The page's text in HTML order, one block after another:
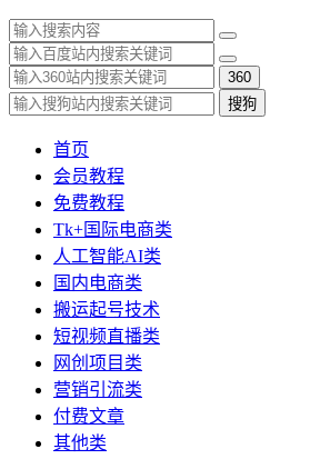
360
搜狗
首页
会员教程
免费教程
Tk+国际电商类
人工智能AI类
国内电商类
搬运起号技术
短视频直播类
网创项目类
营销引流类
付费文章
其他类